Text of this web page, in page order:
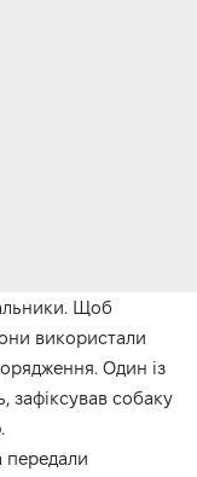
Щоб
використали
Один із
зафіксував собаку
передали